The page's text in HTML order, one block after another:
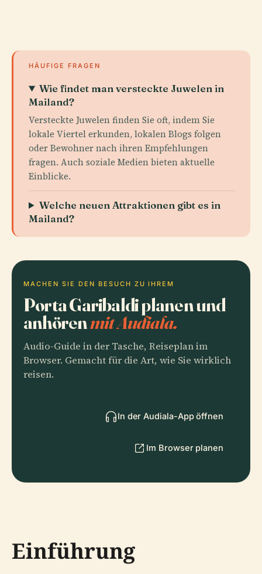
HÄUFIGE FRAGEN
Wie findet man versteckte Juwelen in
Mailand?
Versteckte Juwelen finden Sie oft, indem Sie
lokale Viertel erkunden, lokalen Blogs folgen
oder Bewohner nach ihren Empfehlungen
fragen. Auch soziale Medien bieten aktuelle
Einblicke.
Welche neuen Attraktionen gibt es in
Mailand?
MACHEN SIE DEN BESUCH ZU IHREM
Porta Garibaldi planen und
anhörenmit Audiala.
Audio-Guide in der Tasche, Reiseplan im
Browser. Gemacht für die Art, wie Sie wirklich
reisen.
In der Audiala-App öffnen
Im Browser planen
Einführung